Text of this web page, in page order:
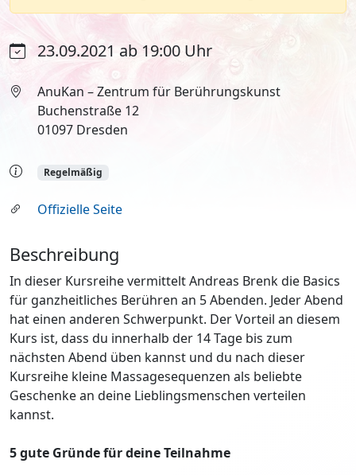
23.09.2021 ab 19:00 Uhr
AnuKan – Zentrum für Berührungskunst
Buchenstraße 12
01097 Dresden
Regelmäßig
Offizielle Seite
Beschreibung
In dieser Kursreihe vermittelt Andreas Brenk die Basics
für ganzheitliches Berühren an 5 Abenden. Jeder Abend
hat einen anderen Schwerpunkt. Der Vorteil an diesem
Kurs ist, dass du innerhalb der 14 Tage bis zum
nächsten Abend üben kannst und du nach dieser
Kursreihe kleine Massagesequenzen als beliebte
Geschenke an deine Lieblingsmenschen verteilen
kannst.
5 gute Gründe für deine Teilnahme